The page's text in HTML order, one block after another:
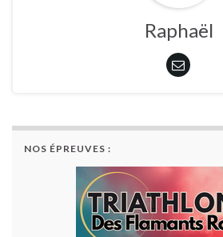
Raphaël
NOS ÉPREUVES :